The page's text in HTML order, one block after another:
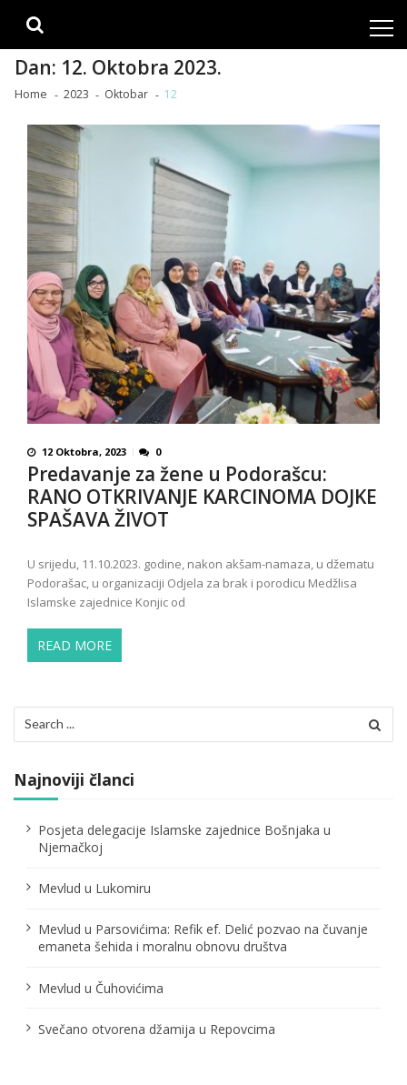
Dan: 12. Oktobra 2023.
Home 2023 Oktobar 12
12 Oktobra, 2023 0
Predavanje za žene u Podorašcu:
RANO OTKRIVANJE KARCINOMA DOJKE
SPAŠAVA ŽIVOT
U srijedu, 11.10.2023. godine, nakon akšam-namaza, u džematu
Podorašac, u organizaciji Odjela za brak i porodicu Medžlisa
Islamske zajednice Konjic od
READ MORE
for:
Najnoviji članci
Posjeta delegacije Islamske zajednice Bošnjaka u
Njemačkoj
Mevlud u Lukomiru
Mevlud u Parsovićima: Refik ef. Delić pozvao na čuvanje
emaneta šehida i moralnu obnovu društva
Mevlud u Čuhovićima
Svečano otvorena džamija u Repovcima